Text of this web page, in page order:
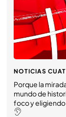
NOTICIAS
Porque la
mundo de
foco y eligiendo
la información